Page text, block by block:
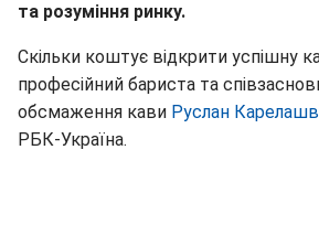
та розуміння ринку.
Скільки коштує відкрити успішну
професійний бариста та
обсмаження кави Руслан
РБК-Україна.